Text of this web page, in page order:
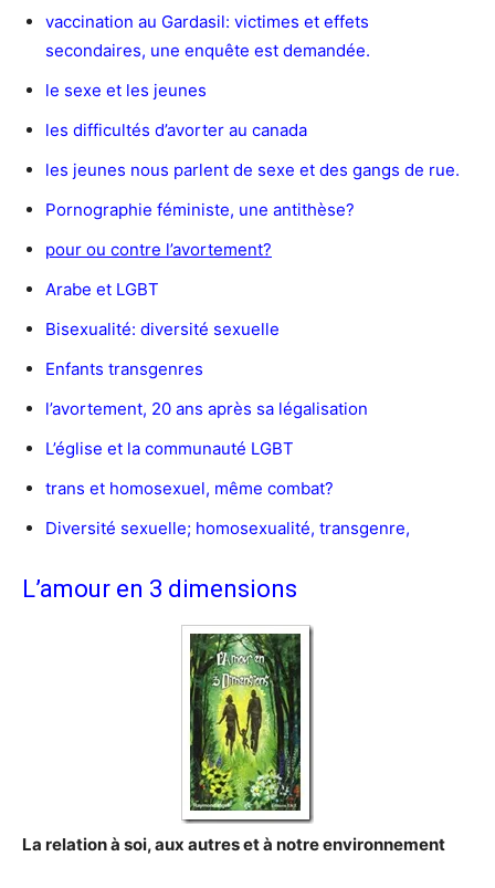
vaccination au Gardasil: victimes et effets
secondaires, une enquête est demandée.
le sexe et les jeunes
les difficultés d’avorter au canada
les jeunes nous parlent de sexe et des gangs de rue.
Pornographie féministe, une antithèse?
pour ou contre l’avortement?
Arabe et LGBT
Bisexualité: diversité sexuelle
Enfants transgenres
l’avortement, 20 ans après sa légalisation
L’église et la communauté LGBT
trans et homosexuel, même combat?
Diversité sexuelle; homosexualité, transgenre,
L’amour en 3 dimensions
La relation à soi, aux autres et à notre environnement